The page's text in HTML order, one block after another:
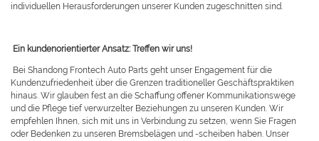
individuellen Herausforderungen unserer Kunden zugeschnitten sind.
Ein kundenorientierter Ansatz: Treffen wir uns!
Bei Shandong Frontech Auto Parts geht unser Engagement für die
Kundenzufriedenheit über die Grenzen traditioneller Geschäftspraktiken
hinaus. Wir glauben fest an die Schaffung offener Kommunikationswege
und die Pflege tief verwurzelter Beziehungen zu unseren Kunden. Wir
empfehlen Ihnen, sich mit uns in Verbindung zu setzen, wenn Sie Fragen
oder Bedenken zu unseren Bremsbelägen und -scheiben haben. Unser